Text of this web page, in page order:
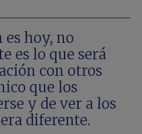
es hoy, no
es lo que será
con otros
que los
y de ver a los
diferente.